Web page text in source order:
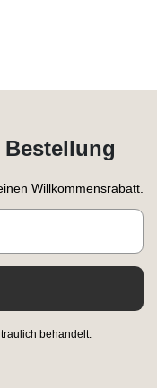
Bestellung
Willkommensrabatt.
behandelt.